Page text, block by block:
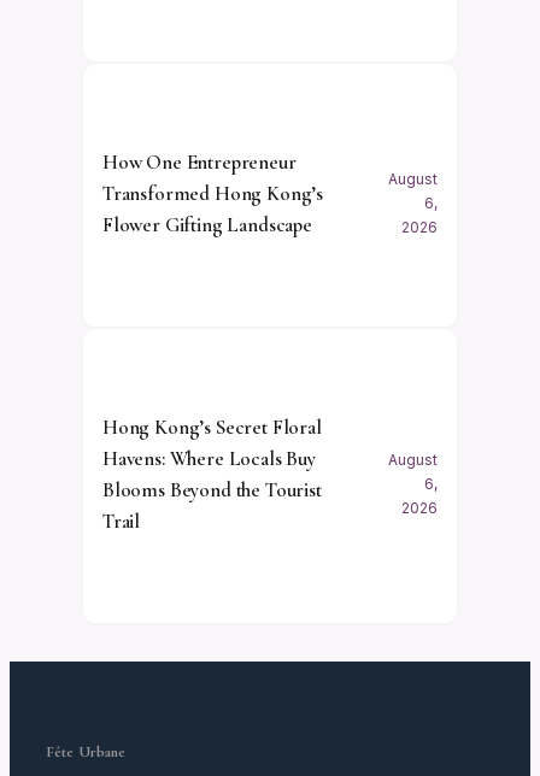
How One Entrepreneur
Transformed Hong Kong’s
Flower Gifting Landscape
August
6,
2026
Hong Kong’s Secret Floral
Havens: Where Locals Buy
Blooms Beyond the Tourist
Trail
August
6,
2026
Fête Urbane